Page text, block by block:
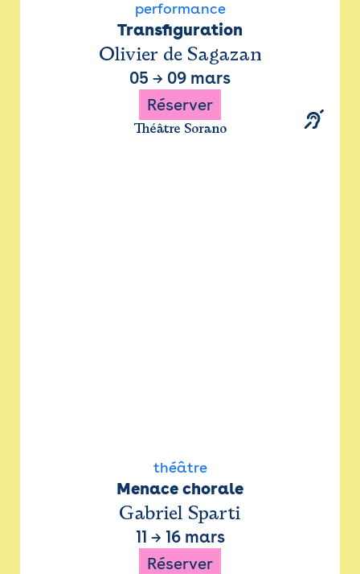
performance
Transfiguration
Olivier de Sagazan
05 → 09 mars
Réserver
Théâtre Sorano
théâtre
Menace chorale
Gabriel Sparti
11 → 16 mars
Réserver